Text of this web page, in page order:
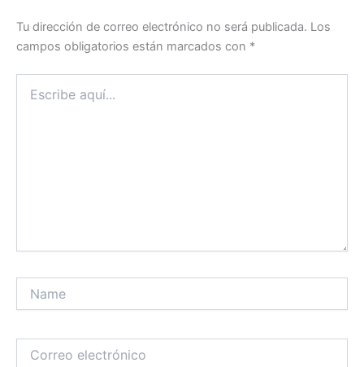
Tu dirección de correo electrónico no será publicada. Los
campos obligatorios están marcados con *
aquí...
electrónico